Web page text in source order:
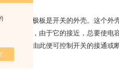
另一个极板是开关的外壳。这个外
为导体，由于它的接近，总要使电
变化，由此便可控制开关的接通或